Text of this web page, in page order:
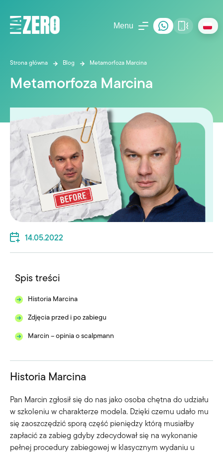
Menu
Strona główna Blog Metamorfoza Marcina
Metamorfoza Marcina
14.05.2022
Spis treści
Historia Marcina
Zdjęcia przed i po zabiegu
Marcin – opinia o scalpmann
Historia Marcina
Pan Marcin zgłosił się do nas jako osoba chętna do udziału
w szkoleniu w charakterze modela. Dzięki czemu udało mu
się zaoszczędzić sporą część pieniędzy którą musiałby
zapłacić za zabieg gdyby zdecydował się na wykonanie
pełnej procedury zabiegowej w klasycznym wydaniu u